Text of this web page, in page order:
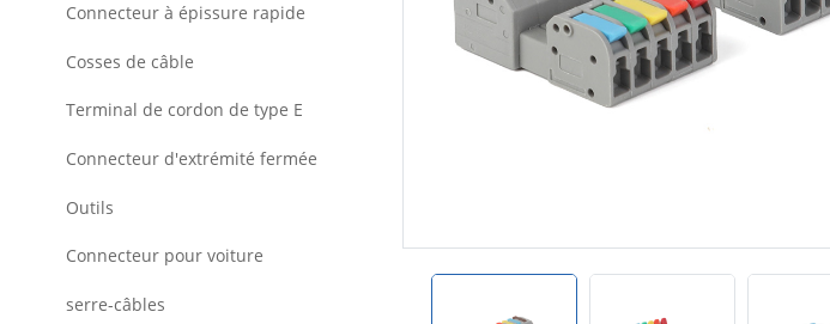
Connecteur à épissure rapide
Cosses de câble
Terminal de cordon de type E
Connecteur d'extrémité fermée
Outils
Connecteur pour voiture
serre-câbles